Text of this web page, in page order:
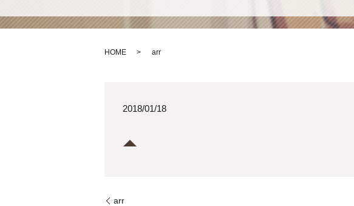
HOME arr
2018/01/18
arr